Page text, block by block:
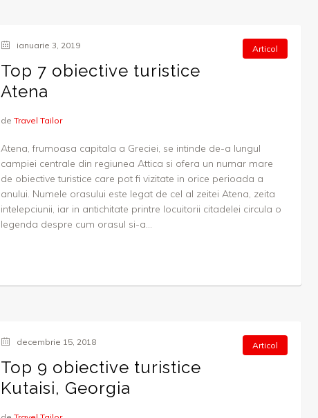
Articol
ianuarie 3, 2019
Top 7 obiective turistice
Atena
deTravel Tailor
Atena, frumoasa capitala a Greciei, se intinde de-a lungul
campiei centrale din regiunea Attica si ofera un numar mare
de obiective turistice care pot fi vizitate in orice perioada a
anului. Numele orasului este legat de cel al zeitei Atena, zeita
intelepciunii, iar in antichitate printre locuitorii citadelei circula o
legenda despre cum orasul si-a...
Articol
decembrie 15, 2018
Top 9 obiective turistice
Kutaisi, Georgia